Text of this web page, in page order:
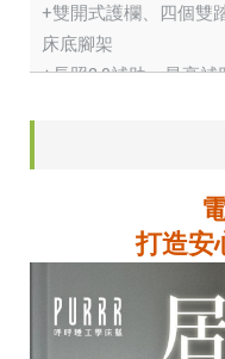
+雙開式護欄、四個雙
床底腳架
+長照2.0補助，最高補
床墊選配
打造安